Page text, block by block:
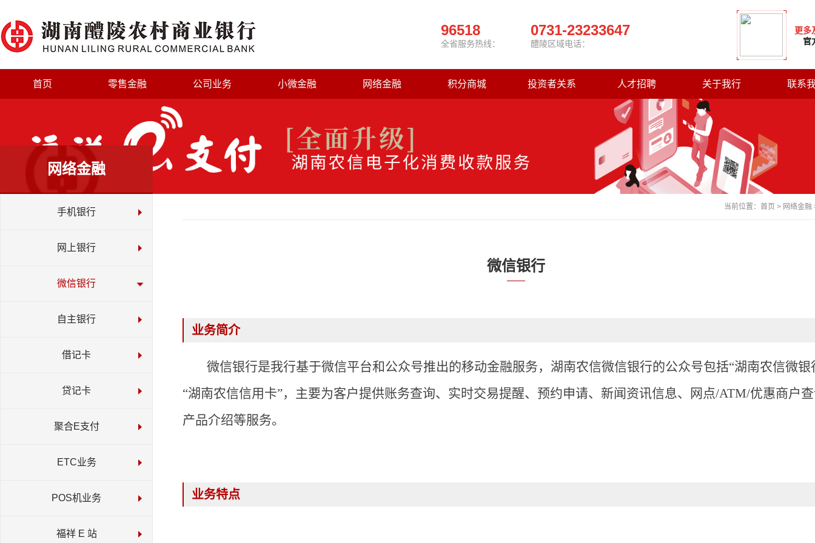
更多
官
96518
全省服务热线：
0731-23233647
醴陵区域电话：
首页 零售金融 公司业务 小微金融 网络金融 积分商城 投资者关系 人才招聘 关于我行 联系
网络金融
手机银行
网上银行
微信银行
自主银行
借记卡
贷记卡
聚合E支付
ETC业务
POS机业务
福祥 E 站
当前位置： 首页 > 网络金融
微信银行
业务简介
微信银行是我行基于微信平台和公众号推出的移动金融服务， 湖南农信微信银行的公众号包括“湖南农信微银
“湖南农信信用卡”，主要为客户提供账务查询、实时交易提醒、预约申请、新闻资讯信息、网点/ATM/优惠商户
产品介绍等服务。
业务特点